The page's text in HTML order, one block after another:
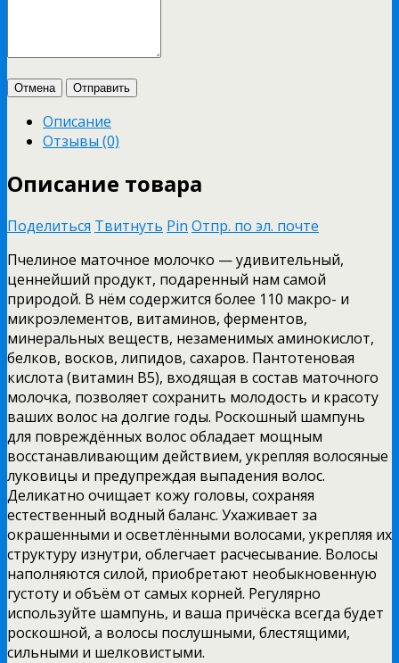
Отмена Отправить
Описание
Отзывы (0)
Описание товара
Поделиться Твитнуть Pin Отпр. по эл. почте
Пчелиное маточное молочко — удивительный,
ценнейший продукт, подаренный нам самой
природой. В нём содержится более 110 макро- и
микроэлементов, витаминов, ферментов,
минеральных веществ, незаменимых аминокислот,
белков, восков, липидов, сахаров. Пантотеновая
кислота (витамин В5), входящая в состав маточного
молочка, позволяет сохранить молодость и красоту
ваших волос на долгие годы. Роскошный шампунь
для повреждённых волос обладает мощным
восстанавливающим действием, укрепляя волосяные
луковицы и предупреждая выпадения волос.
Деликатно очищает кожу головы, сохраняя
естественный водный баланс. Ухаживает за
окрашенными и осветлёнными волосами, укрепляя их
структуру изнутри, облегчает расчесывание. Волосы
наполняются силой, приобретают необыкновенную
густоту и объём от самых корней. Регулярно
используйте шампунь, и ваша причёска всегда будет
роскошной, а волосы послушными, блестящими,
сильными и шелковистыми.